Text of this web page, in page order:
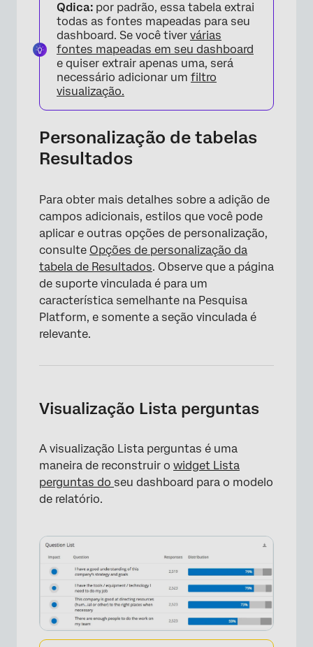
Qdica: por padrão, essa tabela extrai
todas as fontes mapeadas para seu
dashboard. Se você tiver várias
fontes mapeadas em seu dashboard
e quiser extrair apenas uma, será
necessário adicionar um filtro
visualização.
Personalização de tabelas
Resultados
Para obter mais detalhes sobre a adição de
campos adicionais, estilos que você pode
aplicar e outras opções de personalização,
consulte Opções de personalização da
tabela de Resultados. Observe que a página
de suporte vinculada é para um
característica semelhante na Pesquisa
Platform, e somente a seção vinculada é
relevante.
Visualização Lista perguntas
A visualização Lista perguntas é uma
maneira de reconstruir o widget Lista
perguntas do seu dashboard para o modelo
de relatório.